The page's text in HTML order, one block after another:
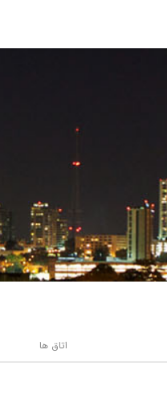
اتاق ها